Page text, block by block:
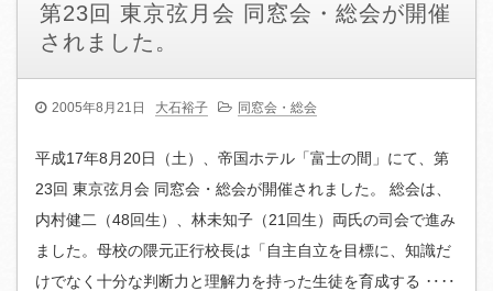
第23回 東京弦月会 同窓会・総会が開催
されました。
2005年8月21日 大石裕子 同窓会・総会
平成17年8月20日（土）、帝国ホテル「富士の間」にて、第
23回 東京弦月会 同窓会・総会が開催されました。 総会は、
内村健二（48回生）、林未知子（21回生）両氏の司会で進み
ました。母校の隈元正行校長は「自主自立を目標に、知識だ
けでなく十分な判断力と理解力を持った生徒を育成する ‥‥